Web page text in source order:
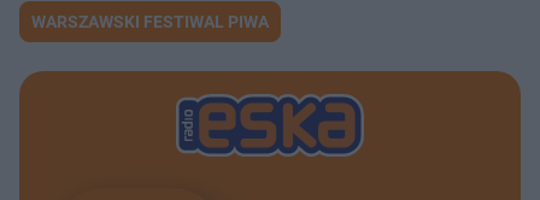
WARSZAWSKI FESTIWAL PIWA